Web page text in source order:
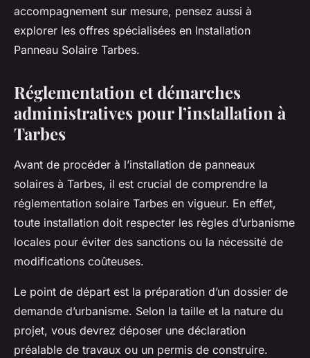
accompagnement sur mesure, pensez aussi à
explorer les offres spécialisées en Installation
Panneau Solaire Tarbes.
Réglementation et démarches
administratives pour l’installation à
Tarbes
Avant de procéder à l’installation de panneaux
solaires à Tarbes, il est crucial de comprendre la
réglementation solaire Tarbes en vigueur. En effet,
toute installation doit respecter les règles d’urbanisme
locales pour éviter des sanctions ou la nécessité de
modifications coûteuses.
Le point de départ est la préparation d’un dossier de
demande d’urbanisme. Selon la taille et la nature du
projet, vous devrez déposer une déclaration
préalable de travaux ou un permis de construire.